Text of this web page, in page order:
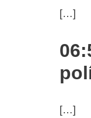
[…]
[…]